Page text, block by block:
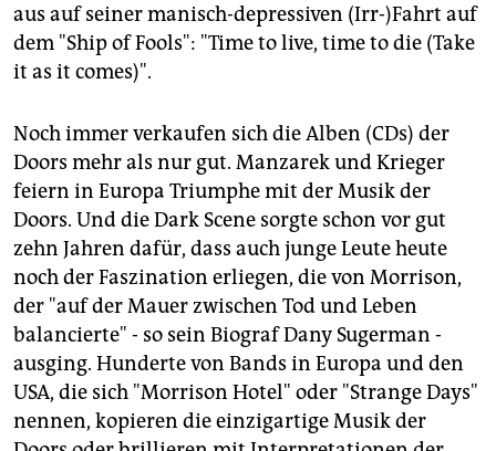
aus auf seiner manisch-depressiven (Irr-)Fahrt auf
dem "Ship of Fools": "Time to live, time to die (Take
it as it comes)".
Noch immer verkaufen sich die Alben (CDs) der
Doors mehr als nur gut. Manzarek und Krieger
feiern in Europa Triumphe mit der Musik der
Doors. Und die Dark Scene sorgte schon vor gut
zehn Jahren dafür, dass auch junge Leute heute
noch der Faszination erliegen, die von Morrison,
der "auf der Mauer zwischen Tod und Leben
balancierte" - so sein Biograf Dany Sugerman -
ausging. Hunderte von Bands in Europa und den
USA, die sich "Morrison Hotel" oder "Strange Days"
nennen, kopieren die einzigartige Musik der